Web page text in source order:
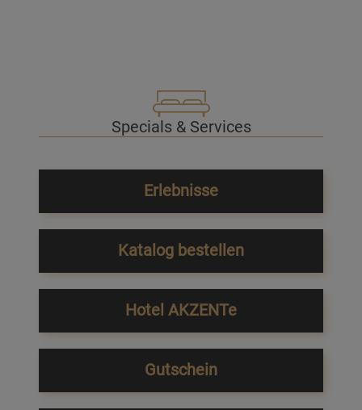
Specials & Services
Erlebnisse
Katalog bestellen
Hotel AKZENTe
Gutschein